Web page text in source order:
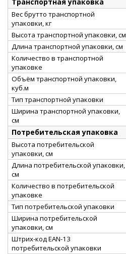
Вес брутто транспортной
упаковки, кг
Высота транспортной упаковки, см
Длина транспортной упаковки, см
Количество в транспортной
упаковке
Объём транспортной упаковки,
куб.м
Тип транспортной упаковки
Ширина транспортной упаковки,
см
Потребительская упаковка
Высота потребительской
упаковки, см
Длина потребительской упаковки,
см
Количество в потребительской
упаковке
Тип потребительской упаковки
Ширина потребительской
упаковки, см
Штрих-код EAN-13
потребительской упаковки